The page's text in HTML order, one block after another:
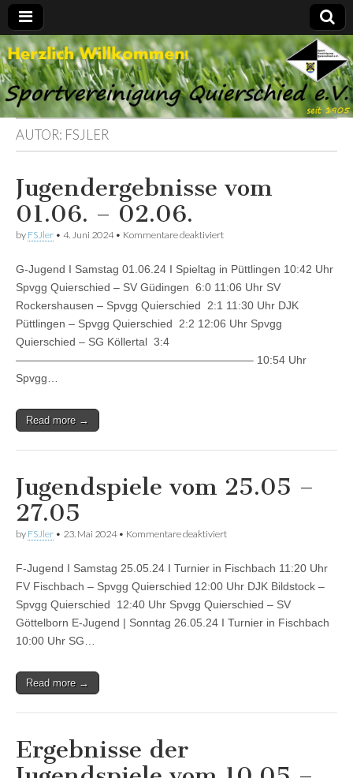
Spvgg.
Quierschied
Offizielle
Internetpräsenz
AUTOR: FSJLER
Jugendergebnisse vom
01.06. – 02.06.
by FSJler • 4. Juni 2024• Kommentare deaktiviertfür
01.06.
–
G-Jugend I Samstag 01.06.24 I Spieltag in Püttlingen 10:42 Uhr
Spvgg Quierschied – SV Güdingen 6:0 11:06 Uhr SV
Rockershausen – Spvgg Quierschied 2:1 11:30 Uhr DJK
Püttlingen – Spvgg Quierschied 2:2 12:06 Uhr Spvgg
Quierschied – SG Köllertal 3:4
—————————————————————– 10:54 Uhr
Spvgg…
Read more →
Jugendspiele vom 25.05 –
27.05
by FSJler • 23. Mai 2024• Kommentare deaktiviertfür
25.05
–
F-Jugend I Samstag 25.05.24 I Turnier in Fischbach 11:20 Uhr
FV Fischbach – Spvgg Quierschied 12:00 Uhr DJK Bildstock –
Spvgg Quierschied 12:40 Uhr Spvgg Quierschied – SV
Göttelborn E-Jugend | Sonntag 26.05.24 I Turnier in Fischbach
10:00 Uhr SG…
Read more →
Ergebnisse der